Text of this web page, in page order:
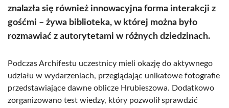
znalazła się również innowacyjna forma interakcji z
gośćmi – żywa biblioteka, w której można było
rozmawiać z autorytetami w różnych dziedzinach.
Podczas Archifestu uczestnicy mieli okazję do aktywnego
udziału w wydarzeniach, przeglądając unikatowe fotografie
przedstawiające dawne oblicze Hrubieszowa. Dodatkowo
zorganizowano test wiedzy, który pozwolił sprawdzić